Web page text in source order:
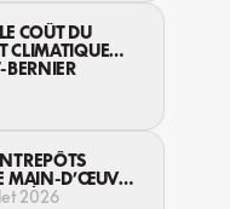
COÛT DU
CLIMATIQUE
BERNIER
MAIN-D’ŒUVRE
2026